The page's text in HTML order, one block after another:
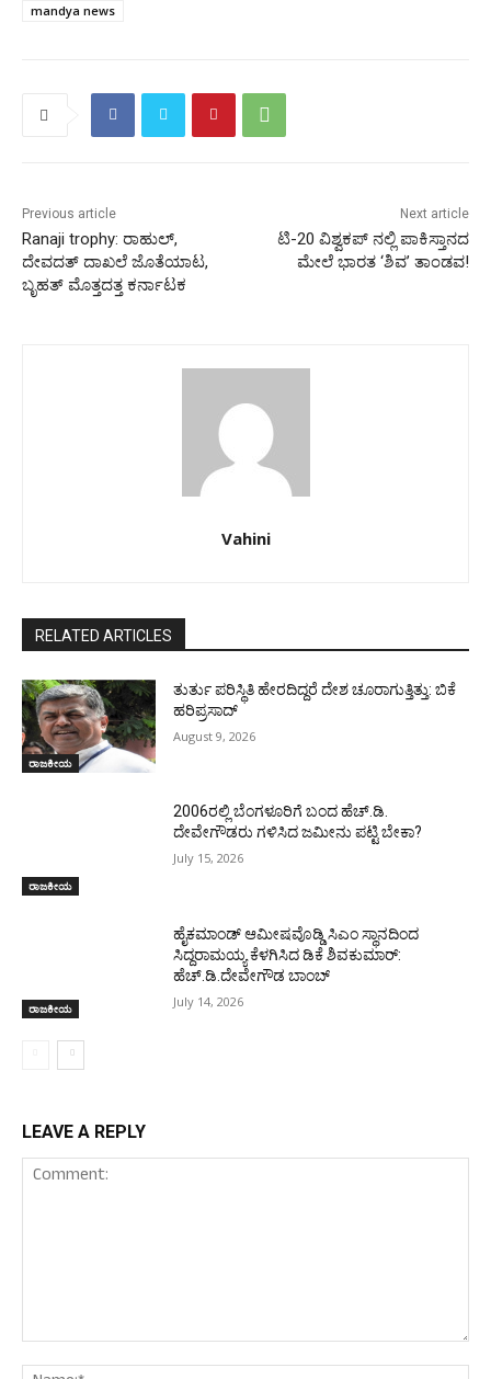
mandya news
Previous article
Ranaji trophy: ರಾಹುಲ್,
ದೇವದತ್ ದಾಖಲೆ ಜೊತೆಯಾಟ,
ಬೃಹತ್ ಮೊತ್ತದತ್ತ ಕರ್ನಾಟಕ
Next article
ಟಿ-20 ವಿಶ್ವಕಪ್ ನಲ್ಲಿ ಪಾಕಿಸ್ತಾನದ
ಮೇಲೆ ಭಾರತ ‘ಶಿವ’ ತಾಂಡವ!
Vahini
RELATED ARTICLES
ರಾಜಕೀಯ
ತುರ್ತು ಪರಿಸ್ಥಿತಿ ಹೇರದಿದ್ದರೆ ದೇಶ ಚೂರಾಗುತ್ತಿತ್ತು: ಬಿಕೆ
ಹರಿಪ್ರಸಾದ್
August 9, 2026
ರಾಜಕೀಯ
2006ರಲ್ಲಿ ಬೆಂಗಳೂರಿಗೆ ಬಂದ ಹೆಚ್.ಡಿ.
ದೇವೇಗೌಡರು ಗಳಿಸಿದ ಜಮೀನು ಪಟ್ಟಿ ಬೇಕಾ?
July 15, 2026
ರಾಜಕೀಯ
ಹೈಕಮಾಂಡ್ ಆಮೀಷವೊಡ್ಡಿ ಸಿಎಂ ಸ್ಥಾನದಿಂದ
ಸಿದ್ದರಾಮಯ್ಯ ಕೆಳಗಿಸಿದ ಡಿಕೆ ಶಿವಕುಮಾರ್:
ಹೆಚ್.ಡಿ.ದೇವೇಗೌಡ ಬಾಂಬ್
July 14, 2026
LEAVE A REPLY